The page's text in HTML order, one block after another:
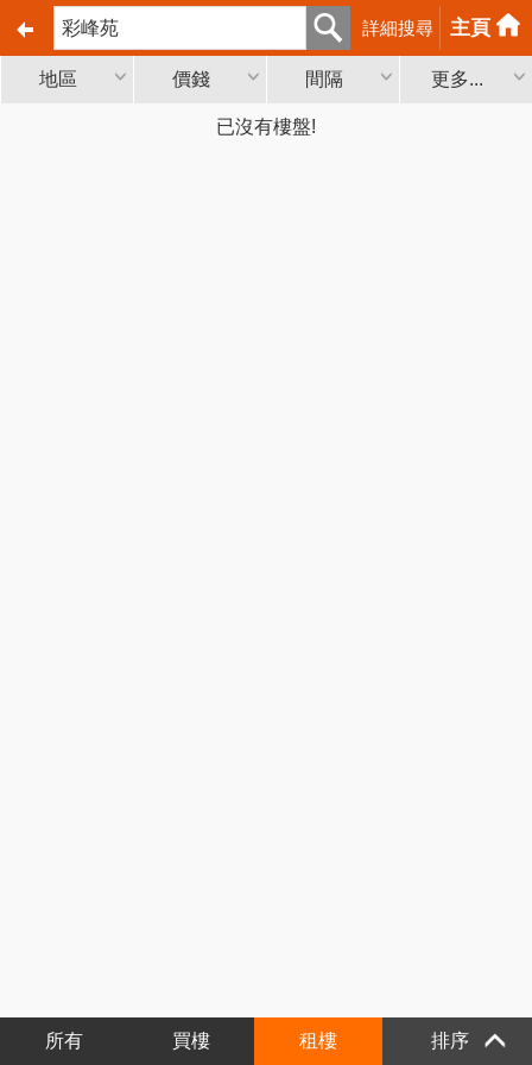
詳細搜尋 主頁
地區 價錢 間隔 更多...
已沒有樓盤!
所有 買樓 租樓 排序